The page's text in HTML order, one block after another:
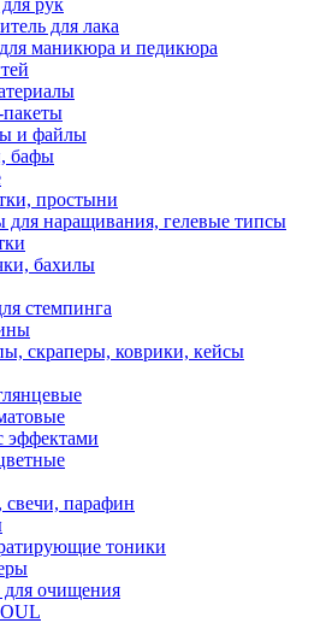
рук
для лака
маникюра и педикюра
и файлы
бафы
простыни
наращивания, гелевые типсы
бахилы
стемпинга
скраперы, коврики, кейсы
эффектами
свечи, парафин
тоники
очищения